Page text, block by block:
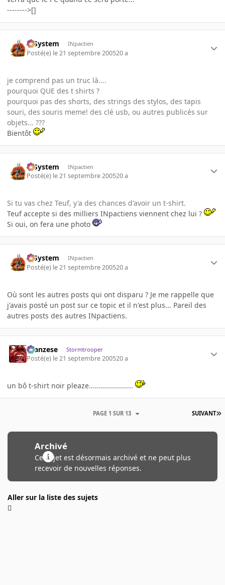
-------->[]
X-System INpactien
Posté(e) le 21 septembre 200520 a
je comprend pas un truc là....
pourquoi QUE des t shirts ?
pourquoi pas des shorts, des strings des stylos, des tapis
souri, des souris meme! des clé usb, ou autres publicés sur
objets... ???
Bientôt
X-System INpactien
Posté(e) le 21 septembre 200520 a
Si tu vas chez Teuf, y'a des chances d'avoir un t-shirt.
Teuf accepte si des milliers INpactiens viennent chez lui ?
Si oui, on fera une photo
X-System INpactien
Posté(e) le 21 septembre 200520 a
Où sont les autres posts qui ont disparu ? Je me rappelle que
j'avais posté un post sur ce topic et il n'est plus... Pareil des
autres posts des autres INpactiens.
ilcanzese Stormtrooper
Posté(e) le 21 septembre 200520 a
un bô t-shirt noir pleaze......................
SUIVANT
PAGE 1 SUR 13
Archivé
Ce sujet est désormais archivé et ne peut plus
recevoir de nouvelles réponses.
Aller sur la liste des sujets